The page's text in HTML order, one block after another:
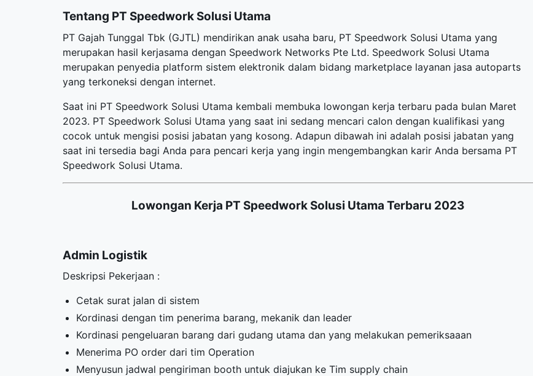
Tentang PT Speedwork Solusi Utama
PT Gajah Tunggal Tbk (GJTL) mendirikan anak usaha baru, PT Speedwork Solusi Utama yang
merupakan hasil kerjasama dengan Speedwork Networks Pte Ltd. Speedwork Solusi Utama
merupakan penyedia platform sistem elektronik dalam bidang marketplace layanan jasa autoparts
yang terkoneksi dengan internet.
Saat ini PT Speedwork Solusi Utama kembali membuka lowongan kerja terbaru pada bulan Maret
2023. PT Speedwork Solusi Utama yang saat ini sedang mencari calon dengan kualifikasi yang
cocok untuk mengisi posisi jabatan yang kosong. Adapun dibawah ini adalah posisi jabatan yang
saat ini tersedia bagi Anda para pencari kerja yang ingin mengembangkan karir Anda bersama PT
Speedwork Solusi Utama.
Lowongan Kerja PT Speedwork Solusi Utama Terbaru 2023
Admin Logistik
Deskripsi Pekerjaan :
Cetak surat jalan di sistem
Kordinasi dengan tim penerima barang, mekanik dan leader
Kordinasi pengeluaran barang dari gudang utama dan yang melakukan pemeriksaaan
Menerima PO order dari tim Operation
Menyusun jadwal pengiriman booth untuk diajukan ke Tim supply chain